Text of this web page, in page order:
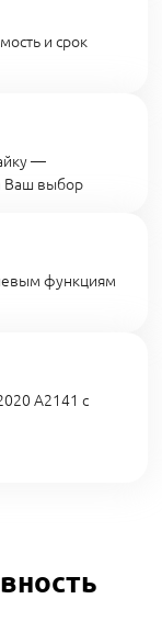
и срок
—
Ваш выбор
функциям
A2141 с